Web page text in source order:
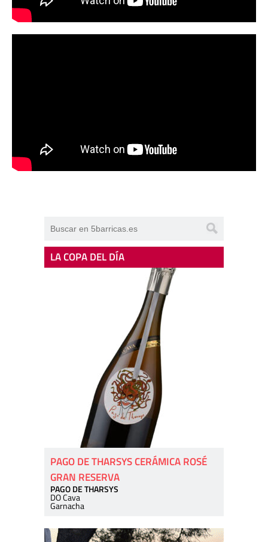
LA COPA DEL DÍA
PAGO DE THARSYS CERÁMICA ROSÉ
GRAN RESERVA
PAGO DE THARSYS
DO Cava
Garnacha